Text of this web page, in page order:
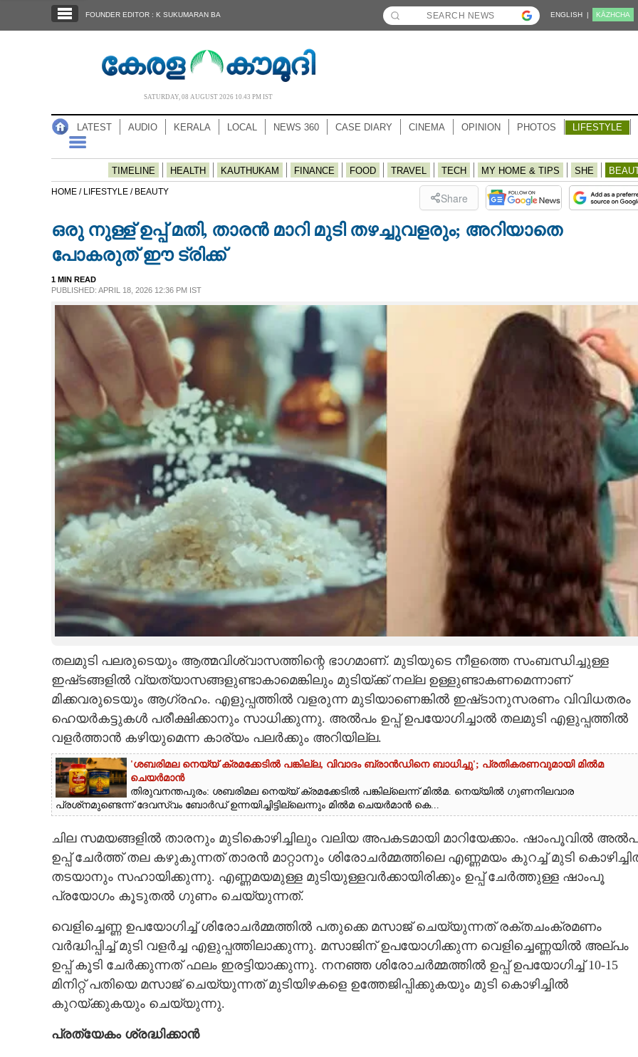
NOTIFIED NEWS
NEWS 360
CASE DIARY
LIFESTYLE
CARTOONS
LITERATURE
CONTACT US
FOUNDER EDITOR : K SUKUMARAN BA ENGLISH | KĀZHCHA
SATURDAY, 08 AUGUST 2026 10.43 PM IST
LATEST AUDIO KERALA LOCAL NEWS 360 CASE DIARY CINEMA OPINION PHOTOS LIFESTYLE
TIMELINE HEALTH KAUTHUKAM FINANCE FOOD TRAVEL TECH MY HOME & TIPS SHE
HOME / LIFESTYLE / BEAUTY Share
ഒരു നുള്ള് ഉപ്പ് മതി, താരൻ മാറി മുടി തഴച്ചുവളരും; അറിയാതെ
പോകരുത് ഈ ട്രിക്ക്
1 MIN READ
PUBLISHED: APRIL 18, 2026 12:36 PM IST
തലമുടി പലരുടെയും ആത്മവിശ്വാസത്തിന്റെ ഭാഗമാണ്. മുടിയുടെ നീളത്തെ സംബന്ധിച്ചുള്ള
ഇഷ്‌ടങ്ങളിൽ വ്യത്യാസങ്ങളുണ്ടാകാമെങ്കിലും മുടിയ്‌ക്ക് നല്ല ഉള്ളുണ്ടാകണമെന്നാണ്
മിക്കവരുടെയും ആഗ്രഹം. എളുപ്പത്തിൽ വളരുന്ന മുടിയാണെങ്കിൽ ഇഷ്‌ടാനുസരണം വിവിധതരം
ഹെയർകട്ടുകൾ പരീക്ഷിക്കാനും സാധിക്കുന്നു. അൽപം ഉപ്പ് ഉപയോഗിച്ചാൽ തലമുടി എളുപ്പത്തിൽ
വളർത്താൻ കഴിയുമെന്ന കാര്യം പലർക്കും അറിയില്ല.
'ശബരിമല നെയ്യ് ക്രമക്കേടിൽ പങ്കില്ല, വിവാദം ബ്രാൻഡിനെ ബാധിച്ചു'; പ്രതികരണവുമായി മിൽമ
ചെയർമാൻ
തിരുവനന്തപുരം: ശബരിമല നെയ്യ് ക്രമക്കേടിൽ പങ്കില്ലെന്ന് മിൽമ. നെയ്യിൽ ഗുണനിലവാര
പ്രശ്‌നമുണ്ടെന്ന് ദേവസ്വം ബോർഡ് ഉന്നയിച്ചിട്ടില്ലെന്നും മിൽമ ചെയർമാൻ കെ...
ചില സമയങ്ങളിൽ താരനും മുടികൊഴിച്ചിലും വലിയ അപകടമായി മാറിയേക്കാം. ഷാംപൂവിൽ
ഉപ്പ് ചേർത്ത് തല കഴുകുന്നത് താരൻ മാറ്റാനും ശിരോചർമ്മത്തിലെ എണ്ണമയം കുറച്ച് മുടി
തടയാനും സഹായിക്കുന്നു. എണ്ണമയമുള്ള മുടിയുള്ളവർക്കായിരിക്കും ഉപ്പ്‌ ചേർത്തുള്ള ഷാംപൂ
പ്രയോഗം കൂടുതൽ ഗുണം ചെയ്യുന്നത്.
വെളിച്ചെണ്ണ ഉപയോഗിച്ച് ശിരോചർമ്മത്തിൽ പതുക്കെ മസാജ് ചെയ്യുന്നത് രക്തചംക്രമണം
വർദ്ധിപ്പിച്ച് മുടി വളർച്ച എളുപ്പത്തിലാക്കുന്നു. മസാജിന് ഉപയോഗിക്കുന്ന വെളിച്ചെണ്ണയിൽ അല്പം
ഉപ്പ് കൂടി ചേർക്കുന്നത് ഫലം ഇരട്ടിയാക്കുന്നു. നനഞ്ഞ ശിരോചർമ്മത്തിൽ ഉപ്പ് ഉപയോഗിച്ച് 10-15
മിനിറ്റ് പതിയെ മസാജ് ചെയ്യുന്നത് മുടിയിഴകളെ ഉത്തേജിപ്പിക്കുകയും മുടി കൊഴിച്ചിൽ
കുറയ്‌ക്കുകയും ചെയ്യുന്നു.
പ്രത്യേകം ശ്രദ്ധിക്കാൻ